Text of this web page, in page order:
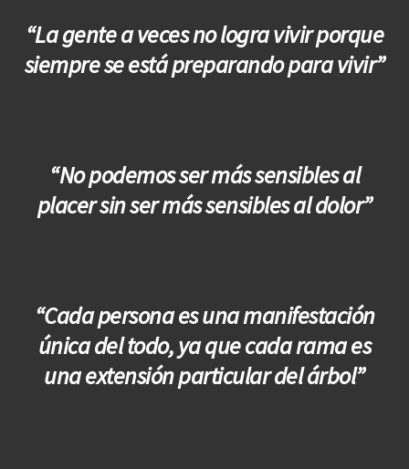
“La gente a veces no logra vivir porque
siempre se está preparando para vivir”
“No podemos ser más sensibles al
placer sin ser más sensibles al dolor”
“Cada persona es una manifestación
única del todo, ya que cada rama es
una extensión particular del árbol”